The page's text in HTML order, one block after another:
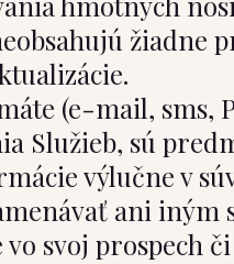
žiadne
(e-mail, sms,
Služieb, sú
výlučne v
ani iným
svoj prospech